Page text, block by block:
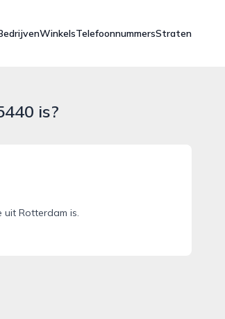
WinkelsTelefoonnummersStraten
is?
uit Rotterdam is.